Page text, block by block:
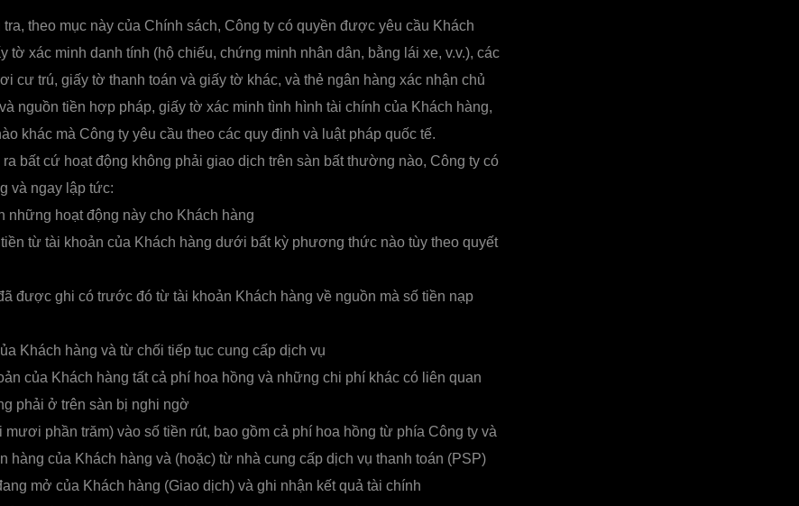
tra, theo mục này của Chính sách, Công ty có quyền được yêu cầu Khách
tờ xác minh danh tính (hộ chiếu, chứng minh nhân dân, bằng lái xe, v.v.), các
cư trú, giấy tờ thanh toán và giấy tờ khác, và thẻ ngân hàng xác nhận chủ
nguồn tiền hợp pháp, giấy tờ xác minh tình hình tài chính của Khách hàng,
khác mà Công ty yêu cầu theo các quy định và luật pháp quốc tế.
ra bất cứ hoạt động không phải giao dịch trên sàn bất thường nào, Công ty có
và ngay lập tức:
những hoạt động này cho Khách hàng
từ tài khoản của Khách hàng dưới bất kỳ phương thức nào tùy theo quyết
được ghi có trước đó từ tài khoản Khách hàng về nguồn mà số tiền nạp
Khách hàng và từ chối tiếp tục cung cấp dịch vụ
của Khách hàng tất cả phí hoa hồng và những chi phí khác có liên quan
phải ở trên sàn bị nghi ngờ
mươi phần trăm) vào số tiền rút, bao gồm cả phí hoa hồng từ phía Công ty và
hàng của Khách hàng và (hoặc) từ nhà cung cấp dịch vụ thanh toán (PSP)
mở của Khách hàng (Giao dịch) và ghi nhận kết quả tài chính